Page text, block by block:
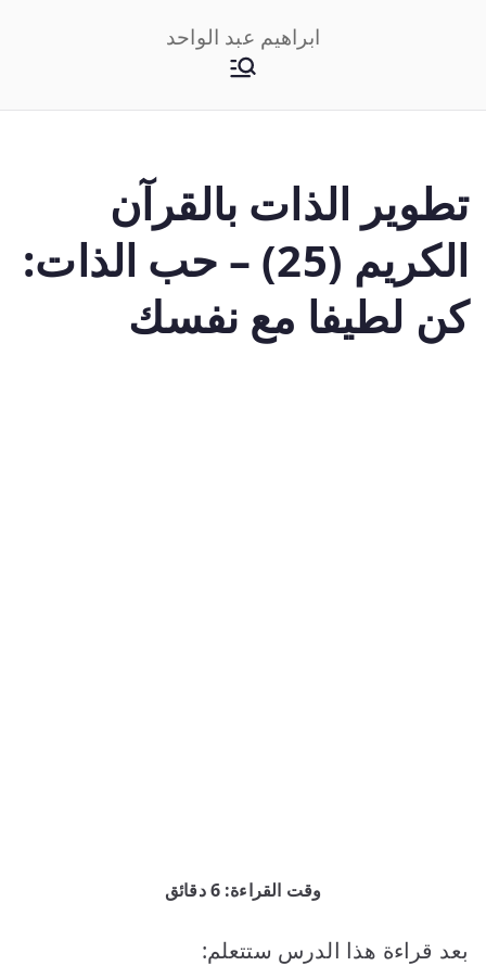
ابراهيم عبد الواحد
تطوير الذات بالقرآن
الكريم (25) – حب الذات:
كن لطيفا مع نفسك
وقت القراءة: 6 دقائق
بعد قراءة هذا الدرس ستتعلم: